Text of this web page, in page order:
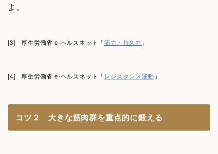
よ。
[3] 厚生労働省 e-ヘルスネット「筋力・持久力 」
[4] 厚生労働省 e-ヘルスネット「レジスタンス運動 」
コツ２ 大きな筋肉群を重点的に鍛える